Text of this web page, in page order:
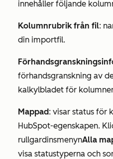
innehåller följande
Kolumnrubrik från fil:
din importfil.
förhandsgranskning av
kalkylbladet för
Mappad: visar status för
HubSpot-egenskapen.
rullgardinsmenynAlla
visa statustyperna och